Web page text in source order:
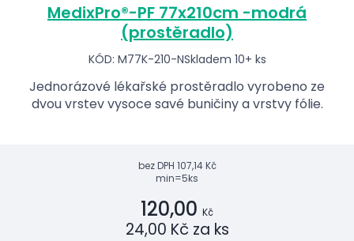
MedixPro®-PF 77x210cm -modrá
(prostěradlo)
KÓD: M77K-210-NSkladem 10+ ks
Jednorázové lékařské prostěradlo vyrobeno ze
dvou vrstev vysoce savé buničiny a vrstvy fólie.
bez DPH 107,14 Kč
min=5ks
120,00 Kč
24,00 Kč za ks